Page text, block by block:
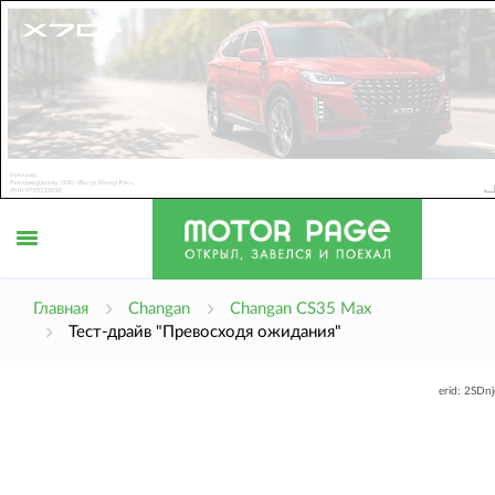
Главная Changan
Changan CS35 Max
Тест-драйв "Превосходя ожидания"
erid: